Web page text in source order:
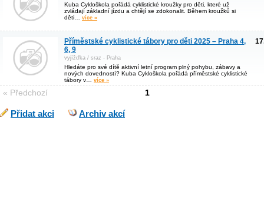
Kuba Cykloškola pořádá cyklistické kroužky pro děti, které už
zvládají základní jízdu a chtějí se zdokonalit. Během kroužků si
děti… více »
Příměstské cyklistické tábory pro děti 2025 – Praha 4,
6, 9
vyjížďka / sraz - Praha
Hledáte pro své dítě aktivní letní program plný pohybu, zábavy a
nových dovedností? Kuba Cykloškola pořádá příměstské cyklistické
tábory v… více »
« Předchozí 1
Přidat akci Archiv akcí